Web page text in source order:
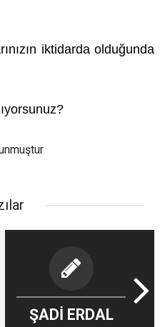
iktidarda olduğunda
ŞADİ ERDAL